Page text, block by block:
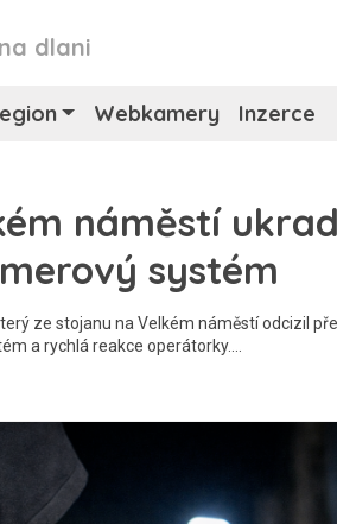
dlani
Webkamery Inzerce
náměstí
systém
ze stojanu na Velkém náměstí odcizil
a rychlá reakce operátorky.…